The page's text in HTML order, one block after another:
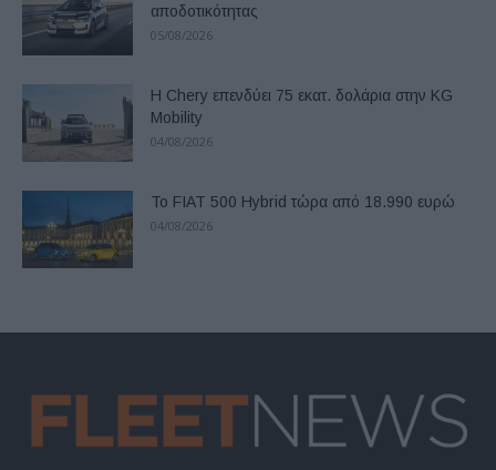
αποδοτικότητας
05/08/2026
Η Chery επενδύει 75 εκατ. δολάρια στην KG
Mobility
04/08/2026
Το FIAT 500 Hybrid τώρα από 18.990 ευρώ
04/08/2026